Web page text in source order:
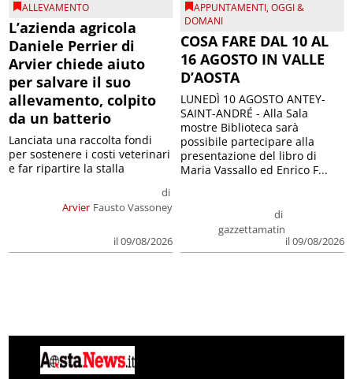
ALLEVAMENTO
L’azienda agricola
Daniele Perrier di
Arvier chiede aiuto
per salvare il suo
allevamento, colpito
da un batterio
Arvier
di
Fausto Vassoney
il 09/08/2026
Lanciata una raccolta fondi
per sostenere i costi veterinari
e far ripartire la stalla
APPUNTAMENTI,OGGI &
DOMANI
COSA FARE DAL 10 AL
16 AGOSTO IN VALLE
D’AOSTA
di
gazzettamatin
il 09/08/2026
LUNEDÌ 10 AGOSTO ANTEY-
SAINT-ANDRÉ - Alla Sala
mostre Biblioteca sarà
possibile partecipare alla
presentazione del libro di
Maria Vassallo ed Enrico F...